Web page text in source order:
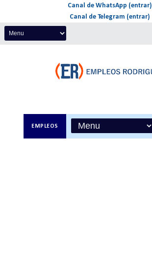
Canal de WhatsApp (entrar)
Canal de Telegram (entrar)
EMPLEOS